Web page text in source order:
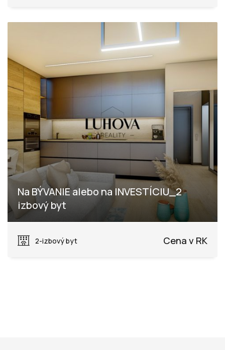
Na BÝVANIE alebo na INVESTÍCIU_2
izbový byt
2-izbový byt
Cena v RK